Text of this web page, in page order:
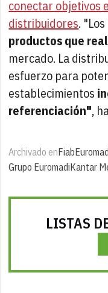
conectar objetivos
distribuidores.
productos que
mercado. La
esfuerzo para
establecimientos
referenciación",
Archivado enFiab
Grupo EuromadiKantar
LISTAS